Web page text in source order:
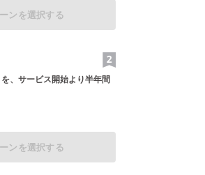
ンを選択する
、サービス開始より半年間
ンを選択する